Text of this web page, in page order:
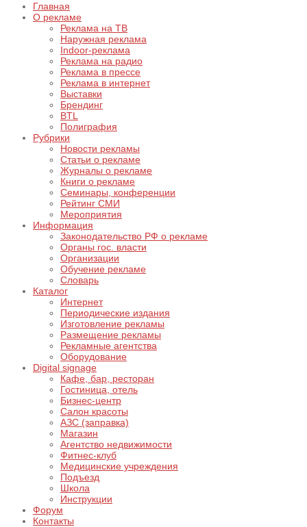
Главная
О рекламе
Реклама на ТВ
Наружная реклама
Indoor-реклама
Реклама на радио
Реклама в прессе
Реклама в интернет
Выставки
Брендинг
BTL
Полиграфия
Рубрики
Новости рекламы
Статьи о рекламе
Журналы о рекламе
Книги о рекламе
Семинары, конференции
Рейтинг СМИ
Мероприятия
Информация
Законодательство РФ о рекламе
Органы гос. власти
Организации
Обучение рекламе
Словарь
Каталог
Интернет
Периодические издания
Изготовление рекламы
Размещение рекламы
Рекламные агентства
Оборудование
Digital signage
Кафе, бар, ресторан
Гостиница, отель
Бизнес-центр
Салон красоты
АЗС (заправка)
Магазин
Агентство недвижимости
Фитнес-клуб
Медицинские учреждения
Подъезд
Школа
Инструкции
Форум
Контакты